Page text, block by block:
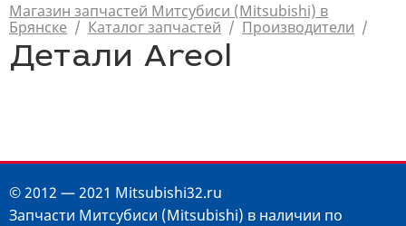
Магазин запчастей Митсубиси (Mitsubishi) в
Брянске / Каталог запчастей / Производители /
Детали Areol
© 2012 — 2021 Mitsubishi32.ru
Запчасти Митсубиси (Mitsubishi) в наличии по